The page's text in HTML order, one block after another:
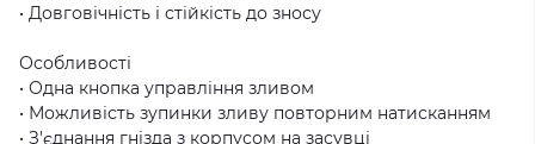
• Довговічність і стійкість до зносу
Особливості
• Одна кнопка управління зливом
• Можливість зупинки зливу повторним натисканням
• З'єднання гнізда з корпусом на засувці